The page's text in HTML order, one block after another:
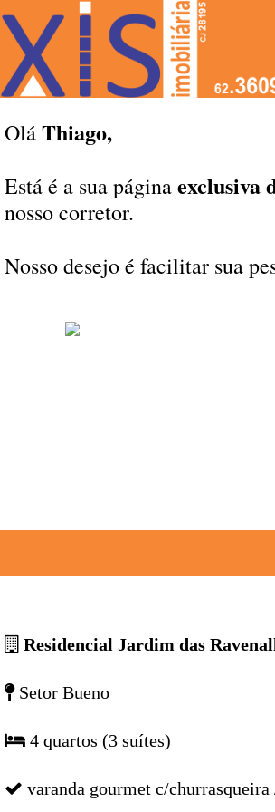
OláThiago,
Está é a sua páginaexclusiva
nosso corretor.
Nosso desejo é facilitar sua
Residencial Jardim das
Setor Bueno
4 quartos (3 suítes)
varanda gourmet c/